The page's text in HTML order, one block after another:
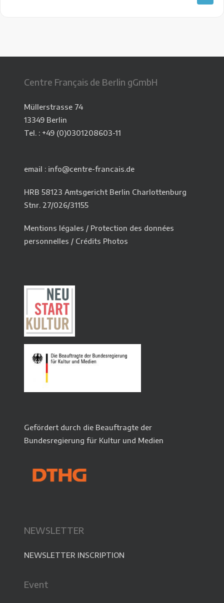
Centre Français de Berlin gGmbH
Müllerstrasse 74
13349 Berlin
Tel. : +49 (0)0301208603-11
email : info@centre-francais.de
HRB 58123 Amtsgericht Berlin Charlottenburg
Stnr. 27/026/31155
Mentions légales / Protection des données
personnelles / Crédits Photos
Gefördert durch die Beauftragte der
Bundesregierung für Kultur und Medien
NEWSLETTER
NEWSLETTER INSCRIPTION
Event